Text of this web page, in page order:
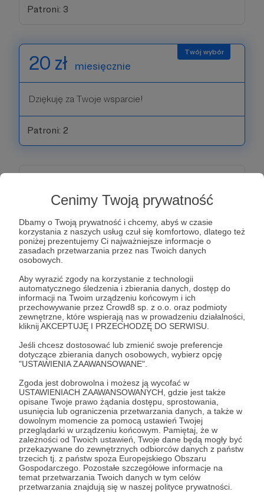
Cenimy Twoją prywatność
Dbamy o Twoją prywatność i chcemy, abyś w czasie
korzystania z naszych usług czuł się komfortowo, dlatego też
poniżej prezentujemy Ci najważniejsze informacje o
zasadach przetwarzania przez nas Twoich danych
osobowych.
Aby wyrazić zgody na korzystanie z technologii
automatycznego śledzenia i zbierania danych, dostęp do
informacji na Twoim urządzeniu końcowym i ich
przechowywanie przez Crowd8 sp. z o.o. oraz podmioty
zewnętrzne, które wspierają nas w prowadzeniu działalności,
kliknij AKCEPTUJĘ I PRZECHODZĘ DO SERWISU.
Jeśli chcesz dostosować lub zmienić swoje preferencje
dotyczące zbierania danych osobowych, wybierz opcję
"USTAWIENIA ZAAWANSOWANE".
Zgoda jest dobrowolna i możesz ją wycofać w
USTAWIENIACH ZAAWANSOWANYCH, gdzie jest także
opisane Twoje prawo żądania dostępu, sprostowania,
usunięcia lub ograniczenia przetwarzania danych, a także w
dowolnym momencie za pomocą ustawień Twojej
przeglądarki w urządzeniu końcowym. Pamiętaj, że w
zależności od Twoich ustawień, Twoje dane będą mogły być
przekazywane do zewnętrznych odbiorców danych z państw
trzecich tj. z państw spoza Europejskiego Obszaru
Gospodarczego. Pozostałe szczegółowe informacje na
temat przetwarzania Twoich danych w tym celów
przetwarzania znajdują się w naszej polityce prywatności.
Patroni: 3
20 zł miesięcznie
Dziękuję za Twoje wsparcie!
Patroni: 2
Dziękuję za Twoje wsparcie!
Patroni: 1
40 zł miesięcznie
Dziękujemy za Twoje wsparcie!
50 zł miesięcznie
Dziękuję za Twoje wsparcie!